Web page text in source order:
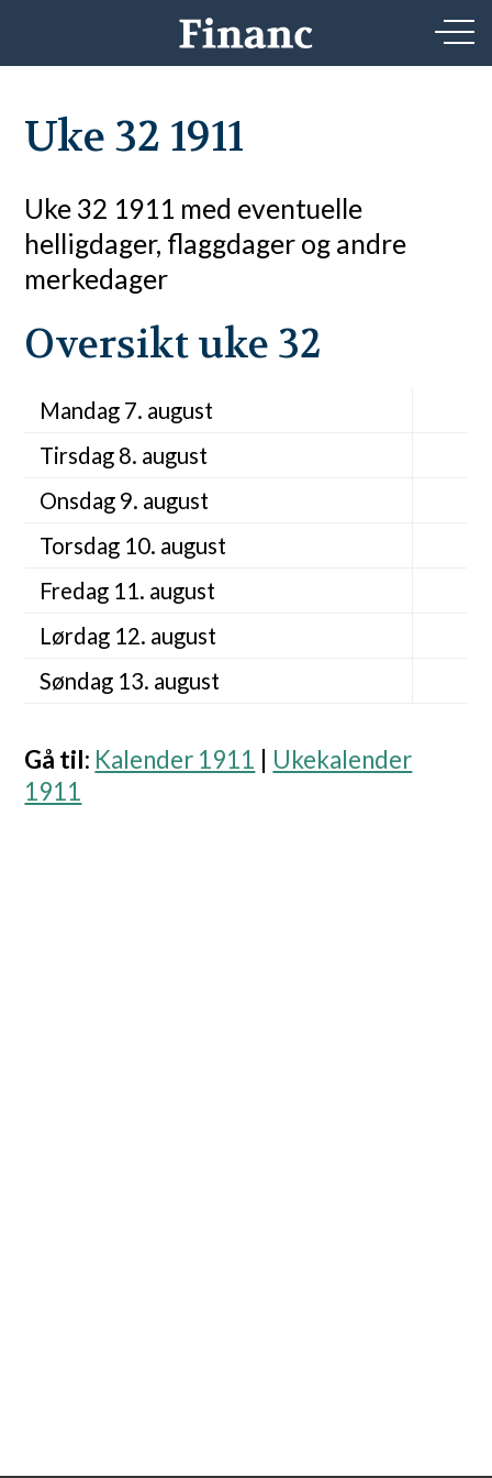
Uke 32 1911
Uke 32 1911 med eventuelle
helligdager, flaggdager og andre
merkedager
Oversikt uke 32
Mandag 7. august
Tirsdag 8. august
Onsdag 9. august
Torsdag 10. august
Fredag 11. august
Lørdag 12. august
Søndag 13. august
Gå til: Kalender 1911
Ukekalender
1911